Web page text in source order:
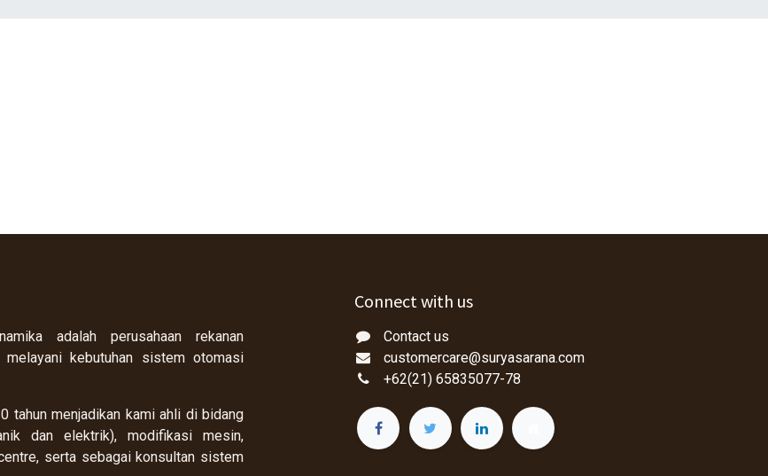
adalah perusahaan rekanan
kebutuhan sistem otomasi
tahun menjadikan kami ahli di bidang
dan elektrik), modifikasi mesin,
serta sebagai konsultan sistem
Connect with us
Contact us
customercare@suryasarana.com
+62(21) 65835077-78